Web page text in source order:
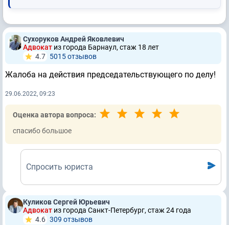
Сухоруков Андрей Яковлевич
Адвокат из города Барнаул, стаж 18 лет
4.7 5015 отзывов
Жалоба на действия председательствующего по делу!
29.06.2022, 09:23
Оценка автора вопроса:
спасибо большое
Спросить юриста
Куликов Сергей Юрьевич
Адвокат из города Санкт-Петербург, стаж 24 годa
4.6 309 отзывов